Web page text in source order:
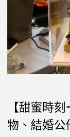
【甜蜜時
物、結婚公